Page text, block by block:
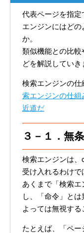
代表ページを指定
エンジンにはどの
か。
類似機能との比
どを解説していき
検索エンジンの仕
索エンジンの仕組
近道だ
３－１．無
検索エンジンは、
受け入れるわけで
あくまで「検索
し、「命令」と
よっては無視する
たとえば、「ペ